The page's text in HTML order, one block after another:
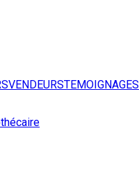
VENDEURSTEMOIGNAGES